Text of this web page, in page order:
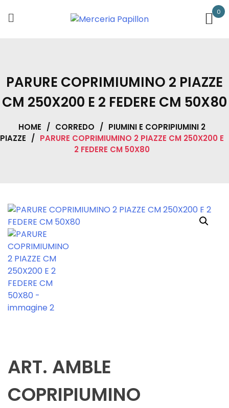
0
PARURE COPRIMIUMINO 2 PIAZZE
CM 250X200 E 2 FEDERE CM 50X80
HOME / CORREDO / PIUMINI E COPRIPIUMINI 2
PIAZZE / PARURE COPRIMIUMINO 2 PIAZZE CM 250X200 E
2 FEDERE CM 50X80
ART. AMBLE
COPRIPIUMINO